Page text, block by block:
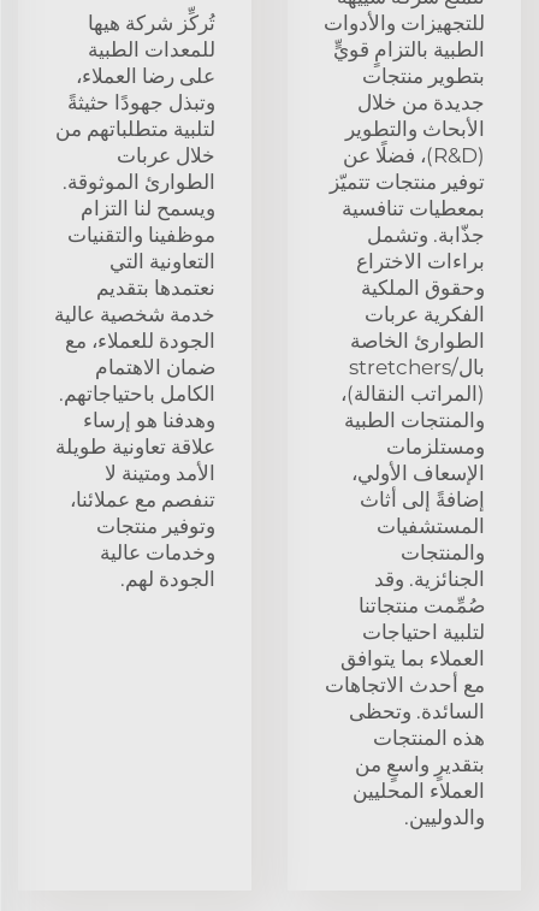
للتجهيزات والأدوات
الطبية بالتزامٍ قويٍّ
بتطوير منتجات
جديدة من خلال
الأبحاث والتطوير
(R&D)، فضلًا عن
توفير منتجات تتميّز
بمعطيات تنافسية
جذّابة. وتشمل
براءات الاختراع
وحقوق الملكية
الفكرية عربات
الطوارئ الخاصة
بال/stretchers
(المراتب النقالة)،
والمنتجات الطبية
ومستلزمات
الإسعاف الأولي،
إضافةً إلى أثاث
المستشفيات
والمنتجات
الجنائزية. وقد
صُمِّمت منتجاتنا
لتلبية احتياجات
العملاء بما يتوافق
مع أحدث الاتجاهات
السائدة. وتحظى
هذه المنتجات
بتقديرٍ واسعٍ من
العملاء المحليين
والدوليين.
تُركِّز شركة هيها
للمعدات الطبية
على رضا العملاء،
وتبذل جهودًا حثيثةً
لتلبية متطلباتهم من
خلال عربات
الطوارئ الموثوقة.
ويسمح لنا التزام
موظفينا والتقنيات
التعاونية التي
نعتمدها بتقديم
خدمة شخصية عالية
الجودة للعملاء، مع
ضمان الاهتمام
الكامل باحتياجاتهم.
وهدفنا هو إرساء
علاقة تعاونية طويلة
الأمد ومتينة لا
تنفصم مع عملائنا،
وتوفير منتجات
وخدمات عالية
الجودة لهم.